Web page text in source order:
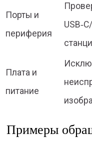
Порты и
периферия
Плата и
питание
Примеры